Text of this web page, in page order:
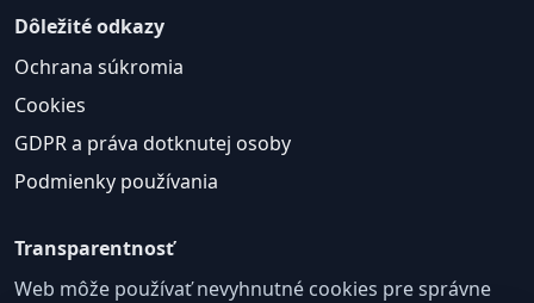
Dôležité odkazy
Ochrana súkromia
Cookies
GDPR a práva dotknutej osoby
Podmienky používania
Transparentnosť
Web môže používať nevyhnutné cookies pre správne